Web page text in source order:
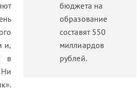
бюджета на
образование
составят 550
миллиардов
рублей.
и,
в